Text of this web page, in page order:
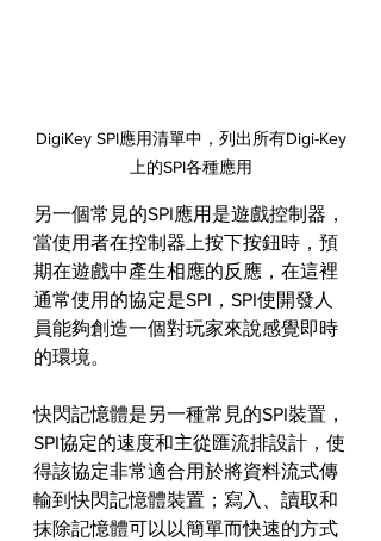
DigiKey SPI應用清單中，列出所有Digi-Key
上的SPI各種應用
另一個常見的SPI應用是遊戲控制器，
當使用者在控制器上按下按鈕時，預
期在遊戲中產生相應的反應，在這裡
通常使用的協定是SPI，SPI使開發人
員能夠創造一個對玩家來說感覺即時
的環境。
快閃記憶體是另一種常見的SPI裝置，
SPI協定的速度和主從匯流排設計，使
得該協定非常適合用於將資料流式傳
輸到快閃記憶體裝置；寫入、讀取和
抹除記憶體可以以簡單而快速的方式